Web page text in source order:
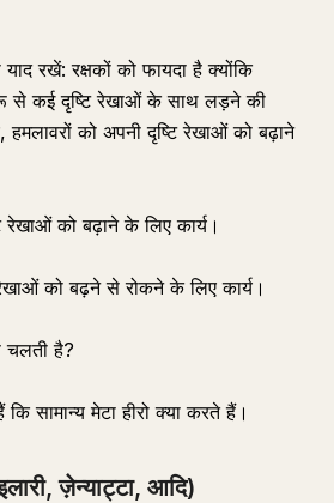
याद रखें: रक्षकों को फायदा है क्योंकि
से कई दृष्टि रेखाओं के साथ लड़ने की
को अपनी दृष्टि रेखाओं को बढ़ाने
रेखाओं को बढ़ाने के लिए कार्य।
रेखाओं को बढ़ने से रोकने के लिए कार्य।
चलती है?
सामान्य मेटा हीरो क्या करते हैं।
ज़ेन्याट्टा, आदि)